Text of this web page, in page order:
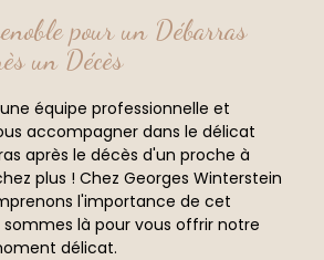
pour un Débarras
un Décès
équipe professionnelle et
accompagner dans le délicat
après le décès d'un proche à
plus ! Chez Georges Winterstein
l'importance de cet
là pour vous offrir notre
délicat.